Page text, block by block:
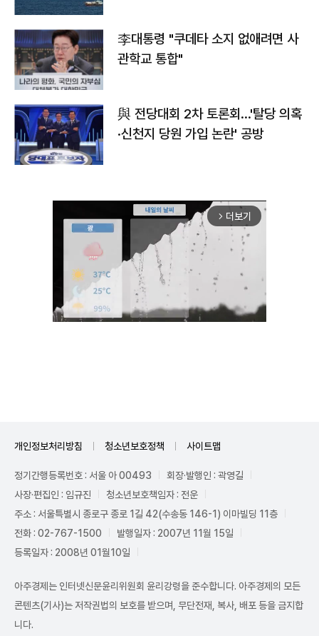
李대통령 "쿠데타 소지 없애려면 사
관학교 통합"
與 전당대회 2차 토론회…'탈당 의혹
·신천지 당원 가입 논란' 공방
arrow_forward_ios 더보기
개인정보처리방침 청소년보호정책 사이트맵
정기간행등록번호 : 서울 아 00493
회장·발행인 : 곽영길
사장·편집인 : 임규진
청소년보호책임자 : 전운
주소 : 서울특별시 종로구 종로 1길 42(수송동 146-1) 이마빌딩 11층
전화 : 02-767-1500
발행일자 : 2007년 11월 15일
등록일자 : 2008년 01월10일
아주경제는 인터넷신문윤리위원회 윤리강령을 준수합니다. 아주경제의 모든
콘텐츠(기사)는 저작권법의 보호를 받으며, 무단전재, 복사, 배포 등을 금지합
니다.